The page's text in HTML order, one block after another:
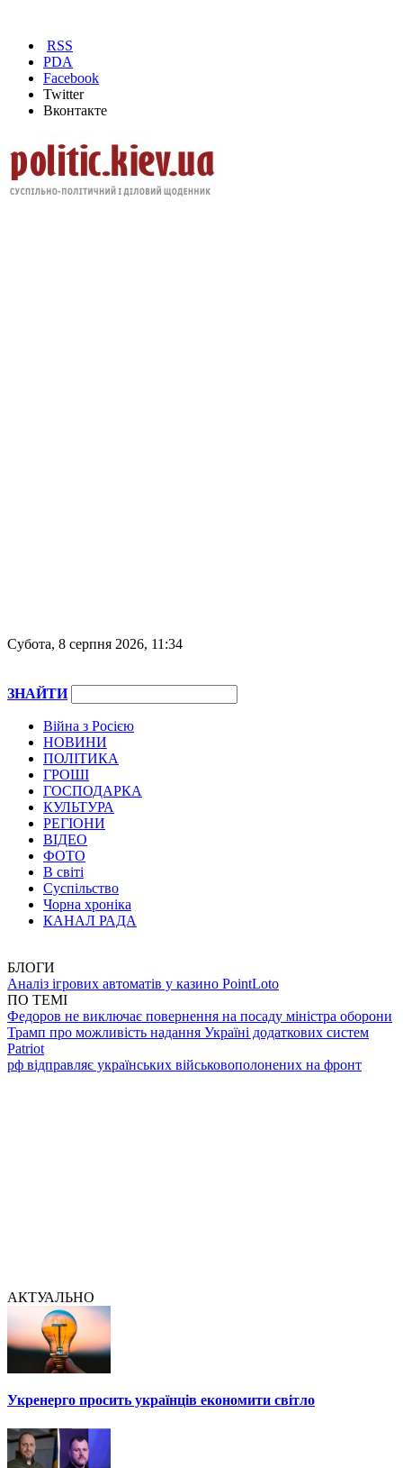
RSS
PDA
Facebook
Twitter
Вконтакте
Субота, 8 серпня 2026, 11:34
ЗНАЙТИ
Війна з Росією
НОВИНИ
ПОЛІТИКА
ГРОШІ
ГОСПОДАРКА
КУЛЬТУРА
РЕГІОНИ
ВІДЕО
ФОТО
В світі
Суспільство
Чорна хроніка
КАНАЛ РАДА
БЛОГИ
Аналіз ігрових автоматів у казино PointLoto
ПО ТЕМІ
Федоров не виключає повернення на посаду міністра оборони
Трамп про можливість надання Україні додаткових систем
Patriot
рф відправляє українських військовополонених на фронт
АКТУАЛЬНО
Укренерго просить українців економити світло